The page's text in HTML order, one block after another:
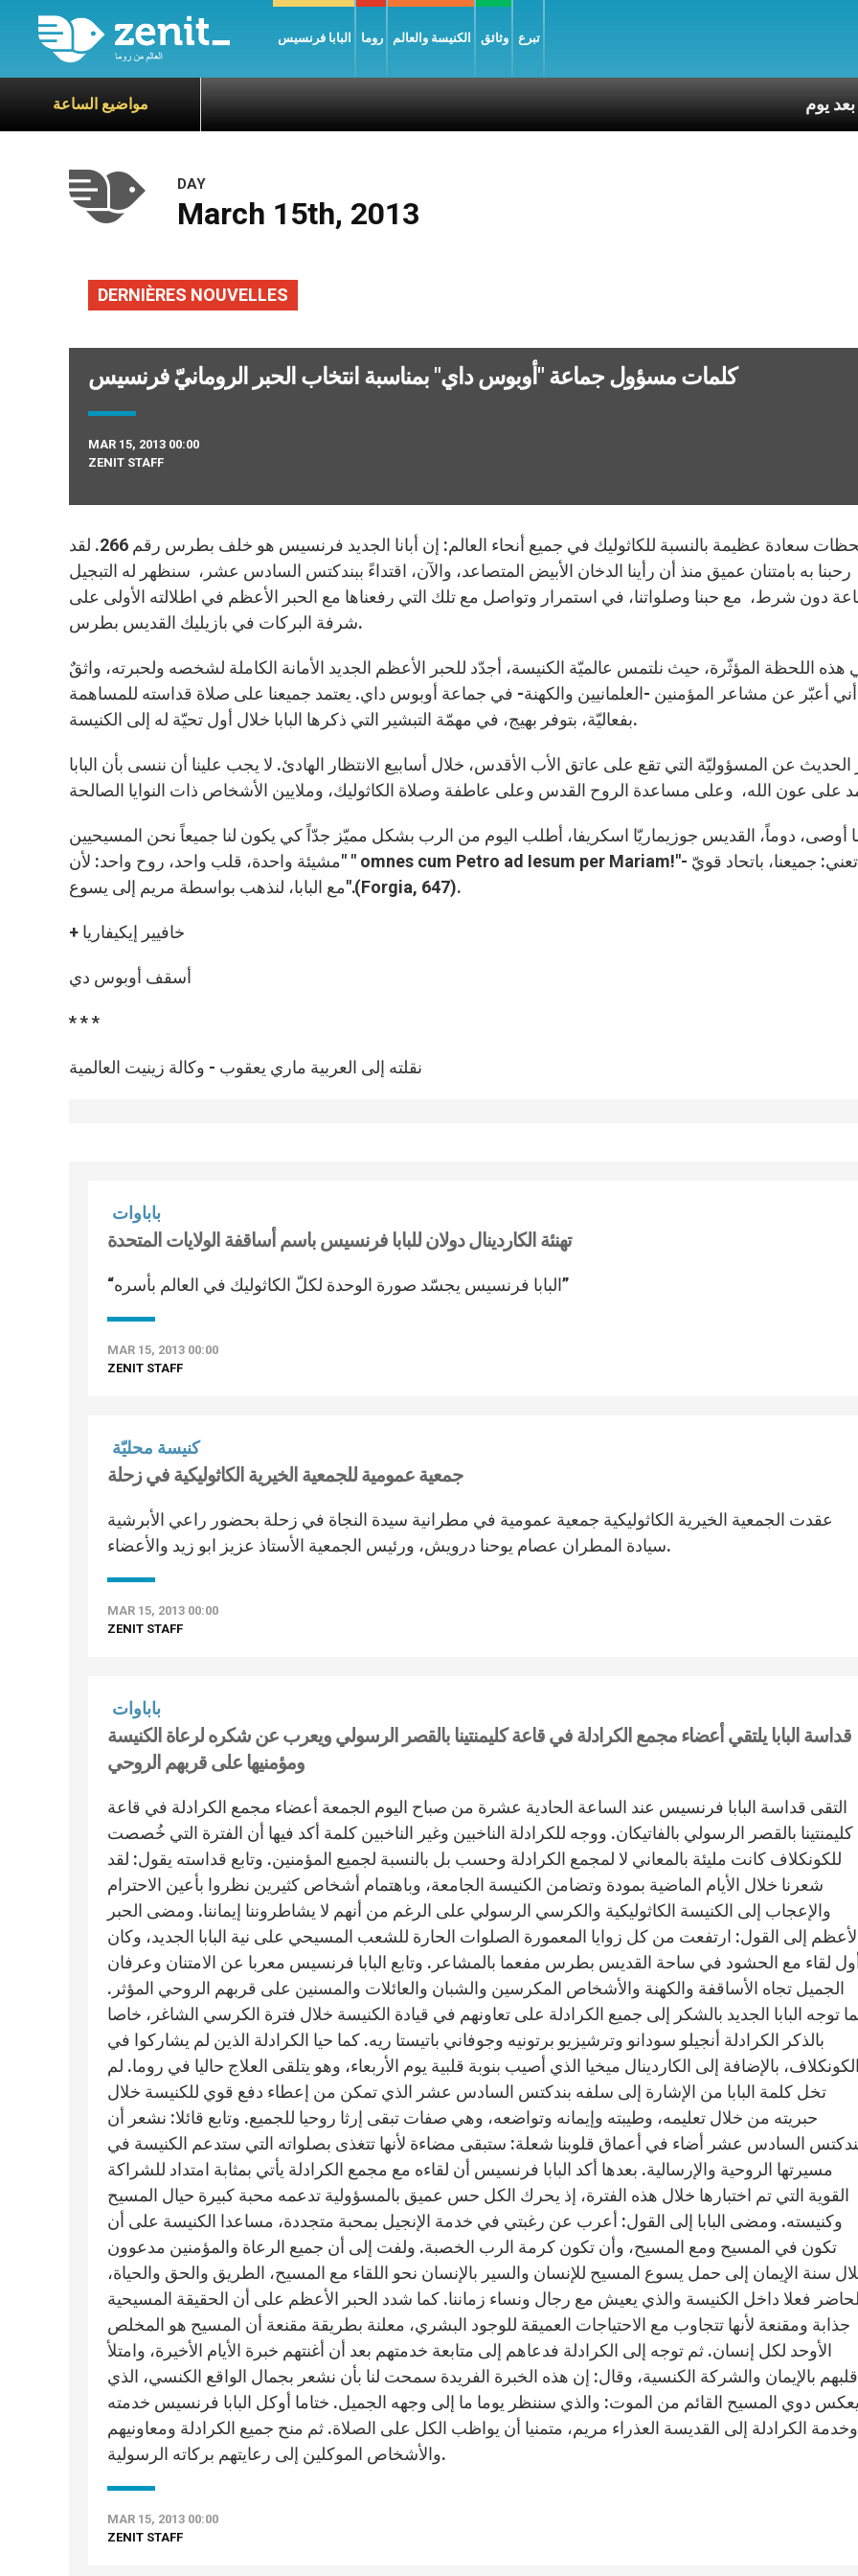
البابا فرنسيس روما الكنيسة والعالم وثائق تبرع
مواضيع الساعة
DAY
March 15th, 2013
DERNIÈRES NOUVELLES
كلمات مسؤول جماعة "أوبوس داي" بمناسبة انتخاب الحبر الرومانيّ فرنسيس
MAR 15, 2013 00:00
ZENIT STAFF
إنها لحظات سعادة عظيمة بالنسبة للكاثوليك في جميع أنحاء العالم: إن أبانا الجديد فرنسيس هو خلف بطرس رقم 266. لقد
رحبنا به بامتنان عميق منذ أن رأينا الدخان الأبيض المتصاعد، والآن، اقتداءً ببندكتس السادس عشر، سنظهر له التبجيل
دون شرط، مع حبنا وصلواتنا، في استمرار وتواصل مع تلك التي رفعناها مع الحبر الأعظم في اطلالته الأولى على
شرفة البركات في بازيليك القديس بطرس.
هذه اللحظة المؤثّرة، حيث نلتمس عالميّة الكنيسة، أجدّد للحبر الأعظم الجديد الأمانة الكاملة لشخصه ولحبرته، واثقٌ
أني أعبّر عن مشاعر المؤمنين -العلمانيين والكهنة- في جماعة أوبوس داي. يعتمد جميعنا على صلاة قداسته للمساهمة
بفعاليّة، بتوفر بهيج، في مهمّة التبشير التي ذكرها البابا خلال أول تحيّة له إلى الكنيسة.
الحديث عن المسؤوليّة التي تقع على عاتق الأب الأقدس، خلال أسابيع الانتظار الهادئ. لا يجب علينا أن ننسى بأن البابا
أوصى، دوماً، القديس جوزيماريّا اسكريفا، أطلب اليوم من الرب بشكل مميّز جدّاً كي يكون لنا جميعاً نحن المسيحيين
"مشيئة واحدة، قلب واحد، روح واحد: لأن " omnes cum Petro ad Iesum per Mariam!"- التي تعني: جميعنا، باتحاد قويّ
مع البابا، لنذهب بواسطة مريم إلى يسوع".(Forgia, 647).
+ خافيير إيكيفاريا
أسقف أوبوس دي
* * *
نقلته إلى العربية ماري يعقوب - وكالة زينيت العالمية
باباوات
تهنئة الكاردينال دولان للبابا فرنسيس باسم أساقفة الولايات المتحدة
“البابا فرنسيس يجسّد صورة الوحدة لكلّ الكاثوليك في العالم بأسره”
MAR 15, 2013 00:00
ZENIT STAFF
كنيسة محليّة
جمعية عمومية للجمعية الخيرية الكاثوليكية في زحلة
عقدت الجمعية الخيرية الكاثوليكية جمعية عمومية في مطرانية سيدة النجاة في زحلة بحضور راعي الأبرشية
سيادة المطران عصام يوحنا درويش، ورئيس الجمعية الأستاذ عزيز ابو زيد والأعضاء.
MAR 15, 2013 00:00
ZENIT STAFF
باباوات
قداسة البابا يلتقي أعضاء مجمع الكرادلة في قاعة كليمنتينا بالقصر الرسولي ويعرب عن شكره لرعاة الكنيسة
ومؤمنيها على قربهم الروحي
التقى قداسة البابا فرنسيس عند الساعة الحادية عشرة من صباح اليوم الجمعة أعضاء مجمع الكرادلة في قاعة
كليمنتينا بالقصر الرسولي بالفاتيكان. ووجه للكرادلة الناخبين وغير الناخبين كلمة أكد فيها أن الفترة التي خُصصت
للكونكلاف كانت مليئة بالمعاني لا لمجمع الكرادلة وحسب بل بالنسبة لجميع المؤمنين. وتابع قداسته يقول: لقد
شعرنا خلال الأيام الماضية بمودة وتضامن الكنيسة الجامعة، وباهتمام أشخاص كثيرين نظروا بأعين الاحترام
والإعجاب إلى الكنيسة الكاثوليكية والكرسي الرسولي على الرغم من أنهم لا يشاطروننا إيماننا. ومضى الحبر
إلى القول: ارتفعت من كل زوايا المعمورة الصلوات الحارة للشعب المسيحي على نية البابا الجديد، وكان
لقاء مع الحشود في ساحة القديس بطرس مفعما بالمشاعر. وتابع البابا فرنسيس معربا عن الامتنان وعرفان
الجميل تجاه الأساقفة والكهنة والأشخاص المكرسين والشبان والعائلات والمسنين على قربهم الروحي المؤثر.
توجه البابا الجديد بالشكر إلى جميع الكرادلة على تعاونهم في قيادة الكنيسة خلال فترة الكرسي الشاغر، خاصا
بالذكر الكرادلة أنجيلو سودانو وترشيزيو برتونيه وجوفاني باتيستا ريه. كما حيا الكرادلة الذين لم يشاركوا في
الكونكلاف، بالإضافة إلى الكاردينال ميخيا الذي أصيب بنوبة قلبية يوم الأربعاء، وهو يتلقى العلاج حاليا في روما. لم
تخل كلمة البابا من الإشارة إلى سلفه بندكتس السادس عشر الذي تمكن من إعطاء دفع قوي للكنيسة خلال
حبريته من خلال تعليمه، وطيبته وإيمانه وتواضعه، وهي صفات تبقى إرثا روحيا للجميع. وتابع قائلا: نشعر أن
السادس عشر أضاء في أعماق قلوبنا شعلة: ستبقى مضاءة لأنها تتغذى بصلواته التي ستدعم الكنيسة في
مسيرتها الروحية والإرسالية. بعدها أكد البابا فرنسيس أن لقاءه مع مجمع الكرادلة يأتي بمثابة امتداد للشراكة
القوية التي تم اختبارها خلال هذه الفترة، إذ يحرك الكل حس عميق بالمسؤولية تدعمه محبة كبيرة حيال المسيح
وكنيسته. ومضى البابا إلى القول: أعرب عن رغبتي في خدمة الإنجيل بمحبة متجددة، مساعدا الكنيسة على أن
تكون في المسيح ومع المسيح، وأن تكون كرمة الرب الخصبة. ولفت إلى أن جميع الرعاة والمؤمنين مدعوون
سنة الإيمان إلى حمل يسوع المسيح للإنسان والسير بالإنسان نحو اللقاء مع المسيح، الطريق والحق والحياة،
فعلا داخل الكنيسة والذي يعيش مع رجال ونساء زماننا. كما شدد الحبر الأعظم على أن الحقيقة المسيحية
جذابة ومقنعة لأنها تتجاوب مع الاحتياجات العميقة للوجود البشري، معلنة بطريقة مقنعة أن المسيح هو المخلص
الأوحد لكل إنسان. ثم توجه إلى الكرادلة فدعاهم إلى متابعة خدمتهم بعد أن أغنتهم خبرة الأيام الأخيرة، وامتلأ
قلبهم بالإيمان والشركة الكنسية، وقال: إن هذه الخبرة الفريدة سمحت لنا بأن نشعر بجمال الواقع الكنسي، الذي
يعكس دوي المسيح القائم من الموت: والذي سننظر يوما ما إلى وجهه الجميل. ختاما أوكل البابا فرنسيس خدمته
وخدمة الكرادلة إلى القديسة العذراء مريم، متمنيا أن يواظب الكل على الصلاة. ثم منح جميع الكرادلة ومعاونيهم
والأشخاص الموكلين إلى رعايتهم بركاته الرسولية.
MAR 15, 2013 00:00
ZENIT STAFF